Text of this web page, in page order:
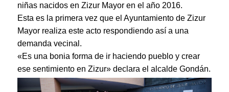
niñas nacidos en Zizur Mayor en el año 2016.
Esta es la primera vez que el Ayuntamiento de Zizur
Mayor realiza este acto respondiendo así a una
demanda vecinal.
«Es una bonia forma de ir haciendo pueblo y crear
ese sentimiento en Zizur» declara el alcalde Gondán.